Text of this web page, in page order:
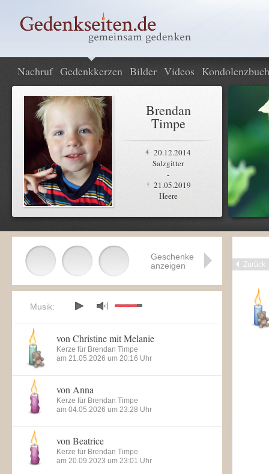
Nachruf Gedenkkerzen Bilder Videos Kondolenzbuch
Brendan
Timpe
20.12.2014
Salzgitter
-
21.05.2019
Heere
Zurück
Geschenke
anzeigen
Musik:
von Christine mit Melanie
Kerze für Brendan Timpe
am 21.05.2026 um 20:16 Uhr
von Anna
Kerze für Brendan Timpe
am 04.05.2026 um 23:28 Uhr
von Beatrice
Kerze für Brendan Timpe
am 20.09.2023 um 23:01 Uhr